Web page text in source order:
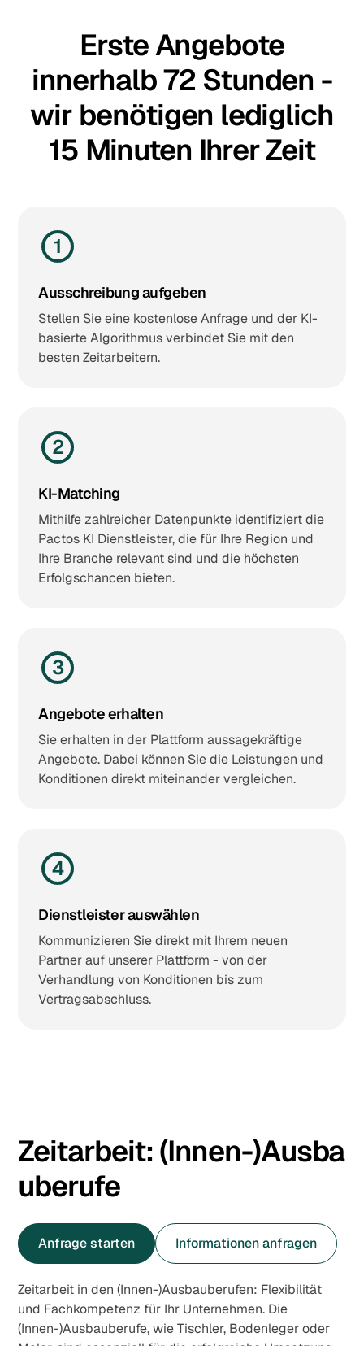
Erste Angebote
innerhalb 72 Stunden -
wir benötigen lediglich
15 Minuten Ihrer Zeit
1
Ausschreibung aufgeben
Stellen Sie eine kostenlose Anfrage und der KI-
basierte Algorithmus verbindet Sie mit den
besten Zeitarbeitern.
2
KI-Matching
Mithilfe zahlreicher Datenpunkte identifiziert die
Pactos KI Dienstleister, die für Ihre Region und
Ihre Branche relevant sind und die höchsten
Erfolgschancen bieten.
3
Angebote erhalten
Sie erhalten in der Plattform aussagekräftige
Angebote. Dabei können Sie die Leistungen und
Konditionen direkt miteinander vergleichen.
4
Dienstleister auswählen
Kommunizieren Sie direkt mit Ihrem neuen
Partner auf unserer Plattform - von der
Verhandlung von Konditionen bis zum
Vertragsabschluss.
Zeitarbeit:(Innen-)Ausba
uberufe
Anfrage starten Informationen anfragen
Zeitarbeit in den (Innen-)Ausbauberufen: Flexibilität
und Fachkompetenz für Ihr Unternehmen. Die
(Innen-)Ausbauberufe, wie Tischler, Bodenleger oder